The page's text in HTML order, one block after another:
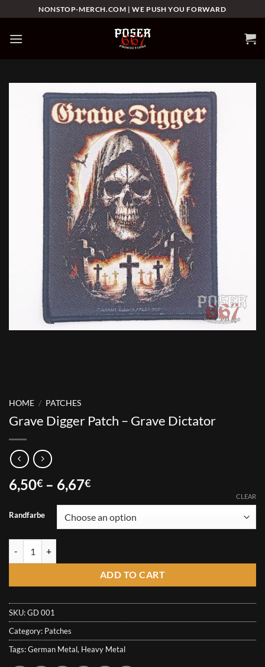
to
content
NONSTOP-MERCH.COM | WE PUSH YOU FORWARD
HOME / PATCHES
Grave Digger Patch – Grave Dictator
6,50€ – 6,67€Price
6,50€
through
Randfarbe
CLEAR
ADD TO CART
SKU:GD 001
Category: Patches
Tags:German Metal, Heavy Metal